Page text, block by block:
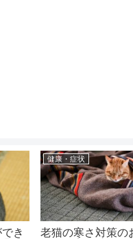
き
健康・症状
老猫の寒さ対策の